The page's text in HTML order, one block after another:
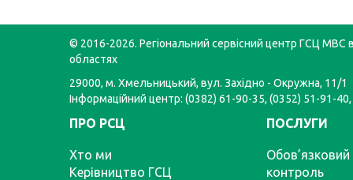
© 2016-2026. Регіональний сервісний центр ГСЦ МВС
областях
29000, м. Хмельницький, вул. Західно - Окружна, 11/1
Інформаційний центр: (0382) 61-90-35, (0352) 51-91-
ПРО РСЦ
Хто ми
Керівництво ГСЦ
ПОСЛУГИ
Обов’язковий
контроль